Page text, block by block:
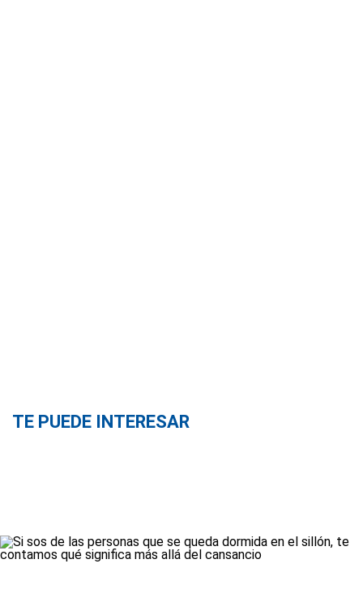
TE PUEDE INTERESAR